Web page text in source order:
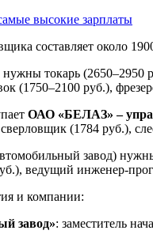
высокие зарплаты
составляет около
нужны токарь (2650–2950
(1750–2100 руб.),
ОАО «БЕЛАЗ» –
(1784 руб.),
завод)
ведущий инженер-
и компании:
завод»: заместитель